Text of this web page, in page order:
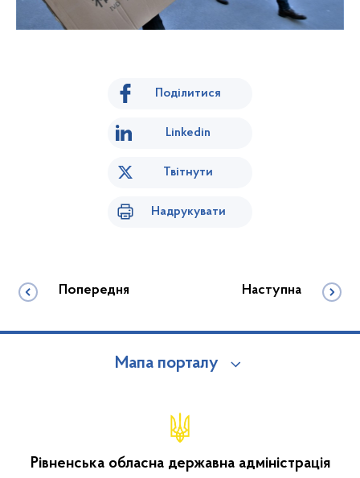
Поділитися
Linkedin
Твітнути
Надрукувати
Попередня Наступна
Мапа порталу
Рівненська обласна державна адміністрація